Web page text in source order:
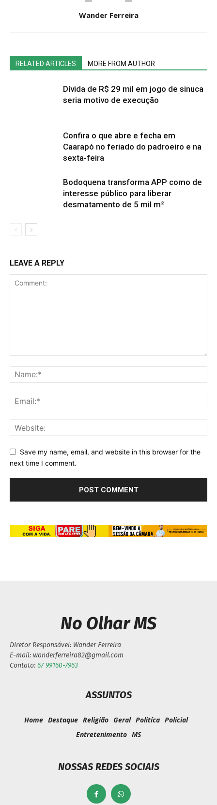
Wander Ferreira
RELATED ARTICLES MORE FROM AUTHOR
Dívida de R$ 29 mil em jogo de sinuca
seria motivo de execução
Confira o que abre e fecha em
Caarapó no feriado do padroeiro e na
sexta-feira
Bodoquena transforma APP como de
interesse público para liberar
desmatamento de 5 mil m²
LEAVE A REPLY
Save my name, email, and website in this browser for the
next time I comment.
No Olhar MS
Diretor Responsável: Wander Ferreira
E-mail: wanderferreira82@gmail.com
Contato: 67 99160-7963
ASSUNTOS
Home Destaque Religião Geral Politíca Policial
Entretenimento MS
NOSSAS REDES SOCIAIS